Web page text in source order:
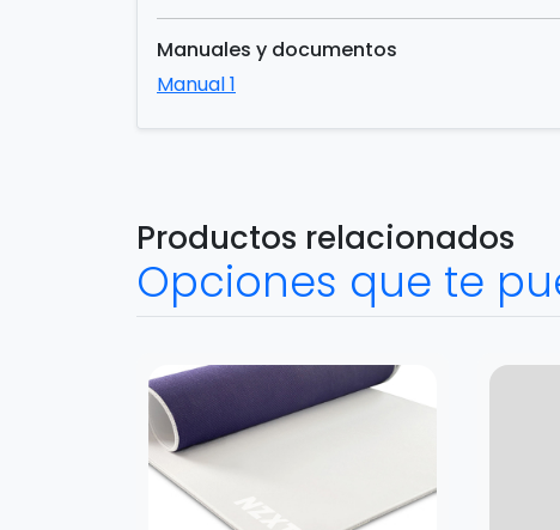
Manuales y documentos
Manual 1
Productos relacionados
Opciones que te